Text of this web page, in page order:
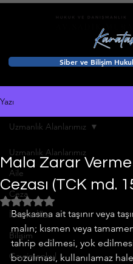
Siber ve Bilişim
Yazı
Uzmanlık Alanlarımız
Aile
Ceza
İcra ve İflas
Bilişim
Gayrimenkul
Uzmanlık Alanlarımız
Mala Zarar
Cezası (TCK md.
5 üzerinden NaN yıldız
Başkasına ait taşınır veya
malın; kısmen veya tamamen
tahrip edilmesi, yok
bozulması, kullanılamaz hale